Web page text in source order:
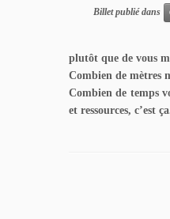
Billet publié dans
plutôt que de vous
Combien de mètres
Combien de temps
et ressources, c’est